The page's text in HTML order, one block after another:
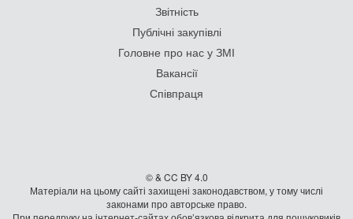
Звітність
Публічні закупівлі
Головне про нас у ЗМІ
Вакансії
Співпраця
© & CC BY 4.0
Матеріали на цьому сайті захищені законодавством, у тому числі
законами про авторське право.